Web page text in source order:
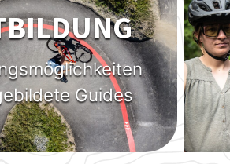
Guides